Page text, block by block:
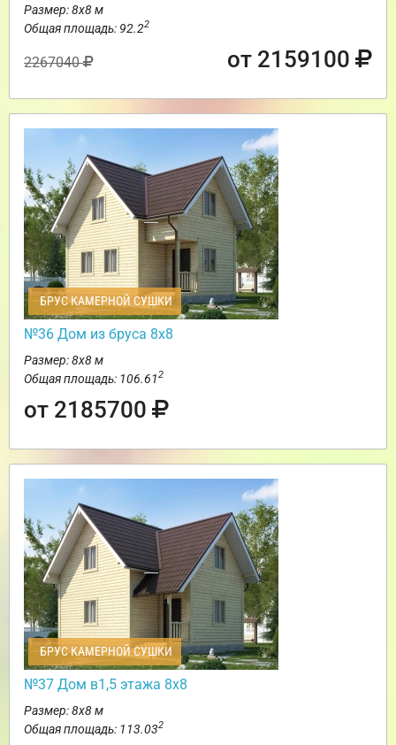
Размер: 8х8 м
Общая площадь: 92.22
2267040 от 2159100
БРУС КАМЕРНОЙ СУШКИ
№36 Дом из бруса 8х8
Размер: 8х8 м
Общая площадь: 106.612
от 2185700
БРУС КАМЕРНОЙ СУШКИ
№37 Дом в1,5 этажа 8х8
Размер: 8х8 м
Общая площадь: 113.032